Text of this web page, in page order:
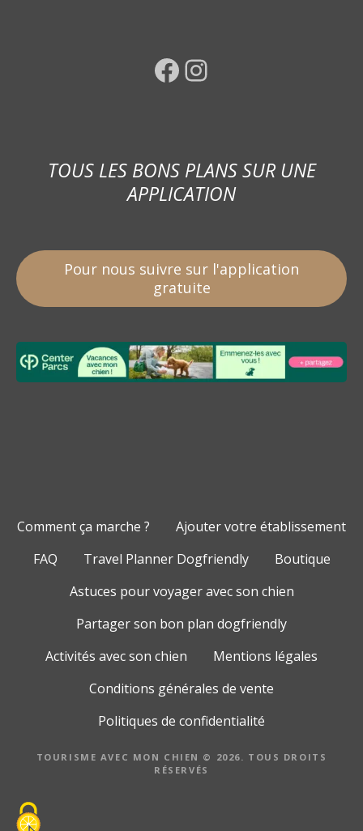
Facebook Instagram
TOUS LES BONS PLANS SUR UNE
APPLICATION
Pour nous suivre sur l'application
gratuite
Comment ça marche ?
Ajouter votre établissement
FAQ
Travel Planner Dogfriendly
Boutique
Astuces pour voyager avec son chien
Partager son bon plan dogfriendly
Activités avec son chien
Mentions légales
Conditions générales de vente
Politiques de confidentialité
TOURISME AVEC MON CHIEN © 2026. TOUS DROITS
RÉSERVÉS